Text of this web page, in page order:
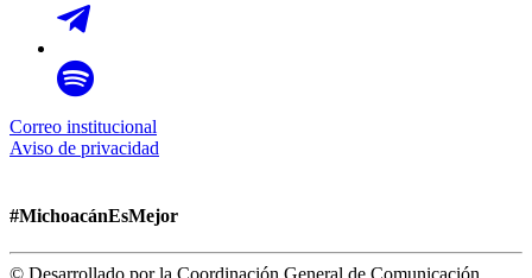
Correo institucional
Aviso de privacidad
#MichoacánEsMejor